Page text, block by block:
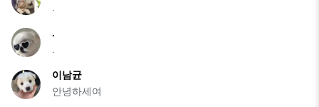
.
.
.
이남균
안녕하세여